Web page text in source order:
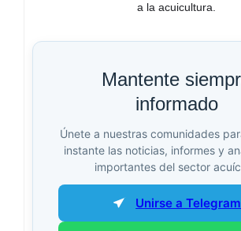
a la acuicultura.
Mantente
informado
Únete a nuestras comunidades
instante las noticias, informes y
importantes del sector
Unirse a Telegram